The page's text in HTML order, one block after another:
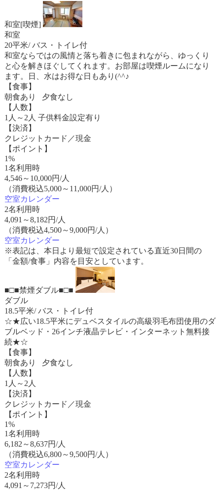
和室[喫煙]
和室
20平米/ バス・トイレ付
和室ならではの風情と落ち着きに包まれながら、ゆっくり
と心を解きほぐしてくれます。お部屋は喫煙ルームになり
ます。日、水はお得な日もあり(^^♪
【食事】
朝食あり 夕食なし
【人数】
1人～2人 子供料金設定有り
【決済】
クレジットカード／現金
【ポイント】
1%
1名利用時
4,546～ 10,000円/人
（消費税込5,000～11,000円/人）
空室カレンダー
2名利用時
4,091 ～8,182円/人
（消費税込4,500～9,000円/人）
空室カレンダー
※表記は、本日より最短で設定されている直近30日間の
「金額/食事」内容を目安としています。
■□■禁煙ダブル■□■
ダブル
18.5平米/ バス・トイレ付
☆★広い18.5平米にデュベスタイルの高級羽毛布団使用のダ
ブルベッド・26インチ液晶テレビ・インターネット無料接
続★☆
【食事】
朝食あり 夕食なし
【人数】
1人～2人
【決済】
クレジットカード／現金
【ポイント】
1%
1名利用時
6,182 ～8,637円/人
（消費税込6,800～9,500円/人）
空室カレンダー
2名利用時
4,091 ～ 7,273円/人